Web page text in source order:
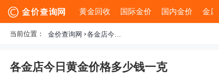
黄金回收 国际金价 国内金价 金
当前位置： 金价查询网 各金店今日黄金价格多少钱一克
各金店今日黄金价格多少钱一克